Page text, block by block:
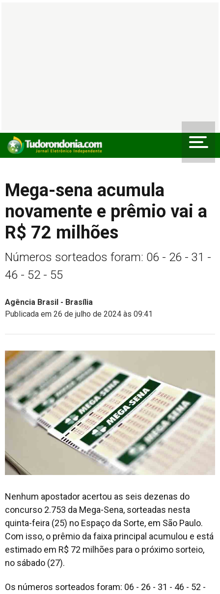
Mega-sena acumula
novamente e prêmio vai a
R$ 72 milhões
Números sorteados foram: 06 - 26 - 31 -
46 - 52 - 55
Agência Brasil - Brasília
Publicada em 26 de julho de 2024 às 09:41
Nenhum apostador acertou as seis dezenas do
concurso 2.753 da Mega-Sena, sorteadas nesta
quinta-feira (25) no Espaço da Sorte, em São Paulo.
Com isso, o prêmio da faixa principal acumulou e está
estimado em R$ 72 milhões para o próximo sorteio,
no sábado (27).
Os números sorteados foram: 06 - 26 - 31 - 46 - 52 -